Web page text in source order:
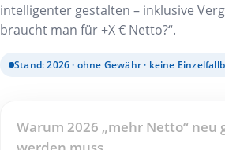
intelligenter gestalten – inklusive
braucht man für +X € Netto?“.
Stand: 2026 · ohne Gewähr · keine
Warum 2026 „mehr Netto“ neu